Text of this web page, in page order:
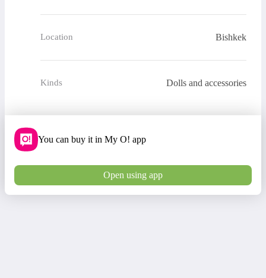
Location Bishkek
Kinds Dolls and accessories
You can buy it in My O! app
Open using app